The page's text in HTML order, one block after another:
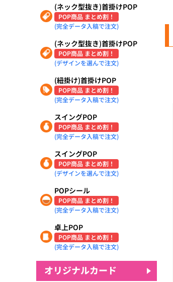
(ネック型抜き)首掛けPOP
POP商品 まとめ割！
(完全データ入稿で注文)
(ネック型抜き)首掛けPOP
POP商品 まとめ割！
(デザインを選んで注文)
(紐掛け)首掛けPOP
POP商品 まとめ割！
(完全データ入稿で注文)
スイングPOP
POP商品 まとめ割！
(完全データ入稿で注文)
スイングPOP
POP商品 まとめ割！
(デザインを選んで注文)
POPシール
POP商品 まとめ割！
(完全データ入稿で注文)
卓上POP
POP商品 まとめ割！
(完全データ入稿で注文)
オリジナルカード